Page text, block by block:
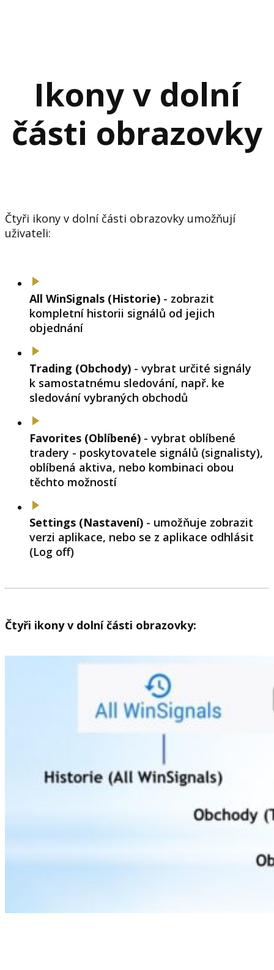
Ikony v dolní
části obrazovky
Čtyři ikony v dolní části obrazovky umožňují
uživateli:
All WinSignals (Historie) - zobrazit
kompletní historii signálů od jejich
objednání
Trading (Obchody) - vybrat určité signály
k samostatnému sledování, např. ke
sledování vybraných obchodů
Favorites (Oblíbené) - vybrat oblíbené
tradery - poskytovatele signálů (signalisty),
oblíbená aktiva, nebo kombinaci obou
těchto možností
Settings (Nastavení) - umožňuje zobrazit
verzi aplikace, nebo se z aplikace odhlásit
(Log off)
Čtyři ikony v dolní části obrazovky: